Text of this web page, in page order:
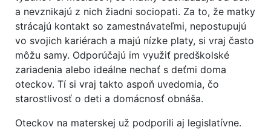
a nevznikajú z nich žiadni sociopati. Za to, že matky
strácajú kontakt so zamestnávateľmi, nepostupujú
vo svojich kariérach a majú nízke platy, si vraj často
môžu samy. Odporúčajú im využiť predškolské
zariadenia alebo ideálne nechať s deťmi doma
oteckov. Tí si vraj takto aspoň uvedomia, čo
starostlivosť o deti a domácnosť obnáša.
Oteckov na materskej už podporili aj legislatívne.